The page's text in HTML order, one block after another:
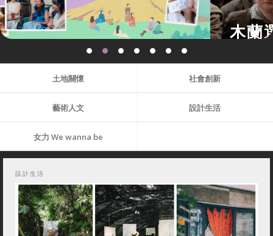
社會企業
認識我們
木蘭選片
土地關懷 社會創新
藝術人文 設計生活
女力 We wanna be
設計生活